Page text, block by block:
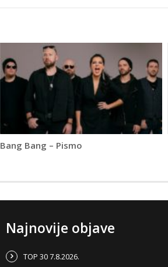
Bang Bang – Pismo
Najnovije objave
TOP 30 7.8.2026.